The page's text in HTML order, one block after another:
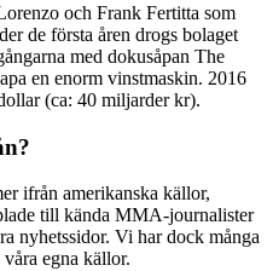
och Frank Fertitta som
de första åren drogs bolaget
med dokusåpan The
en enorm vinstmaskin. 2016
(ca: 40 miljarder kr).
ifrån amerikanska källor,
till kända MMA-journalister
nyhetssidor. Vi har dock många
egna källor.